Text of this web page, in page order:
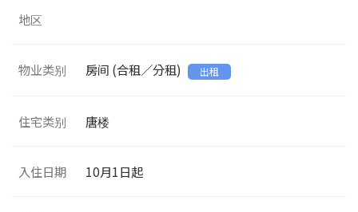
地区
物业类别 房间 (合租／分租) 出租
住宅类别 唐楼
入住日期 10月1日起